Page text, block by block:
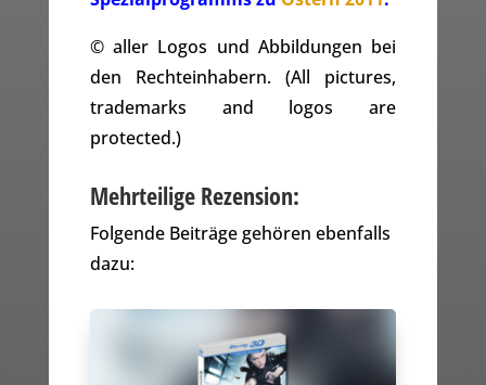
© aller Logos und Abbildungen bei
den Rechteinhabern. (All pictures,
trademarks and logos are
protected.)
Mehrteilige Rezension:
Folgende Beiträge gehören ebenfalls
dazu: